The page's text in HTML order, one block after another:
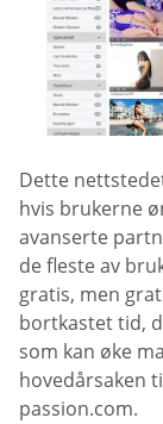
Dette
hvis brukerne
avanserte
de fleste av
gratis, men
bortkastet tid,
som kan øke
hovedårsaken
passion.com.